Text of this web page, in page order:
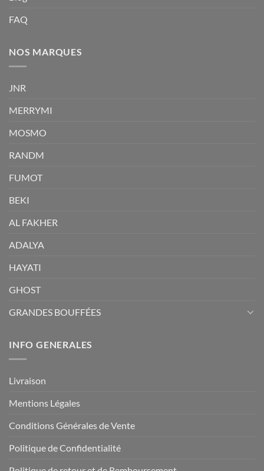
FAQ
NOS MARQUES
JNR
MERRYMI
MOSMO
RANDM
FUMOT
BEKI
AL FAKHER
ADALYA
HAYATI
GHOST
GRANDES BOUFFÉES
INFO GENERALES
Livraison
Mentions Légales
Conditions Générales de Vente
Politique de Confidentialité